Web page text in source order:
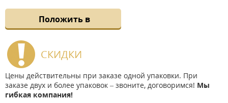
Положить в
СКИДКИ
Цены действительны при заказе одной упаковки. При
заказе двух и более упаковок – звоните, договоримся! Мы
гибкая компания!